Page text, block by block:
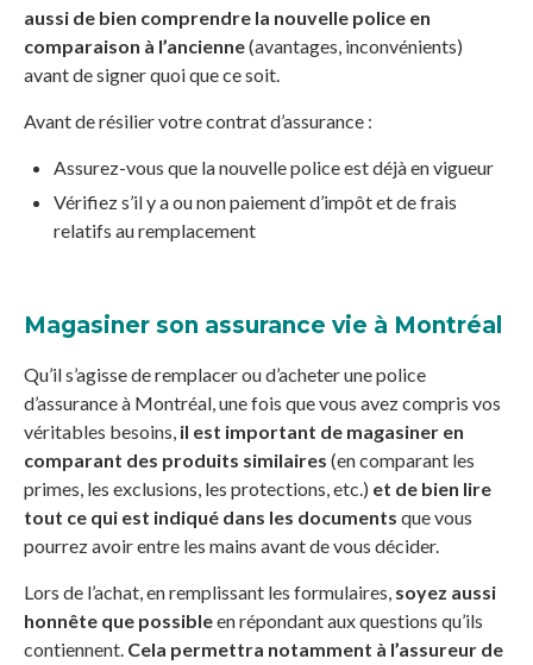
aussi de bien comprendre la nouvelle police en
comparaison à l’ancienne(avantages, inconvénients)
avant de signer quoi que ce soit.
Avant de résilier votre contrat d’assurance :
Assurez-vous que la nouvelle police est déjà en vigueur
Vérifiez s’il y a ou non paiement d’impôt et de frais
relatifs au remplacement
Magasiner son assurance vie à Montréal
Qu’il s’agisse de remplacer ou d’acheter une police
d’assurance à Montréal, une fois que vous avez compris vos
véritables besoins, il est important de magasiner en
comparant des produits similaires (en comparant les
primes, les exclusions, les protections, etc.) et de bien lire
tout ce qui est indiqué dans les documents que vous
pourrez avoir entre les mains avant de vous décider.
Lors de l’achat, en remplissant les formulaires, soyez aussi
honnête que possibleen répondant aux questions qu’ils
contiennent. Cela permettra notamment à l’assureur de